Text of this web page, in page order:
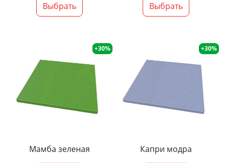
Выбрать Выбрать
+30%
Мамба зеленая
+30%
Капри модра